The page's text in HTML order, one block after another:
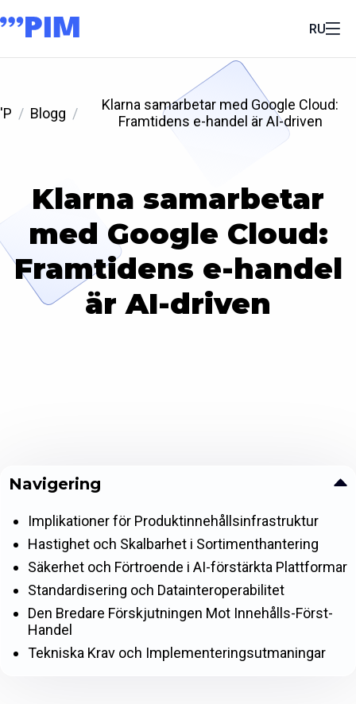
RU
'P Blogg
Klarna samarbetar med Google Cloud:
Framtidens e-handel är AI-driven
Klarna samarbetar
med Google Cloud:
Framtidens e-handel
är AI-driven
Navigering
Implikationer för Produktinnehållsinfrastruktur
Hastighet och Skalbarhet i Sortimenthantering
Säkerhet och Förtroende i AI-förstärkta Plattformar
Standardisering och Datainteroperabilitet
Den Bredare Förskjutningen Mot Innehålls-Först-
Handel
Tekniska Krav och Implementeringsutmaningar